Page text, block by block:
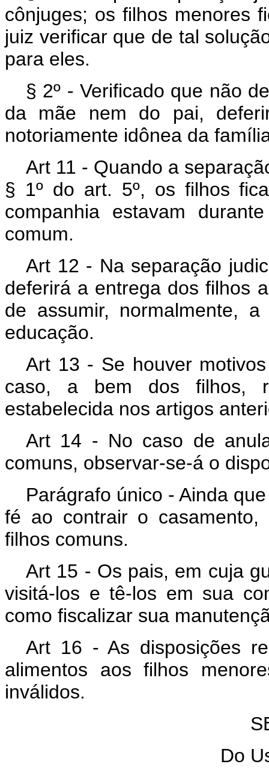
cônjuges; os filhos menores
juiz verificar que de tal
para eles.
§ 2º - Verificado que não
da mãe nem do pai,
notoriamente idônea da
Art 11 - Quando a
§ 1º do art. 5º, os filhos
companhia estavam
comum.
Art 12 - Na separação
deferirá a entrega dos filhos
de assumir, normalmente,
educação.
Art 13 - Se houver
caso, a bem dos filhos,
estabelecida nos artigos
Art 14 - No caso de
comuns, observar-se-á o
Parágrafo único - Ainda
fé ao contrair o casamento,
filhos comuns.
Art 15 - Os pais, em cuja
visitá-los e tê-los em sua
como fiscalizar sua
Art 16 - As disposições
alimentos aos filhos
inválidos.
Do